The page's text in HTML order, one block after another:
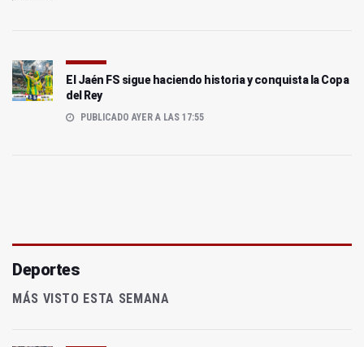
El Jaén FS sigue haciendo historia y conquista la Copa
del Rey
PUBLICADO AYER A LAS 17:55
Deportes
MÁS VISTO ESTA SEMANA